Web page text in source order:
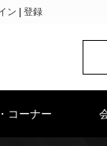
ン 登録
コーナー